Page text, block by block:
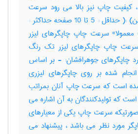
کیفیت چاپ نیز بالا می رود سرعت
چاپ تک رنگ (متن) :( حداقل : 5 تا 10 صفحه حداکثر :
) معمولا" سرعت چاپ چاپگرهای لیزر
سرعت چاپ چاپگرهای لیزر تک رنگ
چاپگرهای جوهرافشان: - بر اساس
شده بر روی چاپگرهای لیزری
است که سرعت چاپ آنان بمراتب
که تولیدکنندگان به آن اشاره می
صورتیکه سرعت چاپ یکی از معیارهای
مورد نظر می باشد ، پیشنهاد می